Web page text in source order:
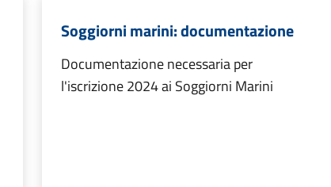
Soggiorni marini: documentazione
Documentazione necessaria per
l'iscrizione 2024 ai Soggiorni Marini